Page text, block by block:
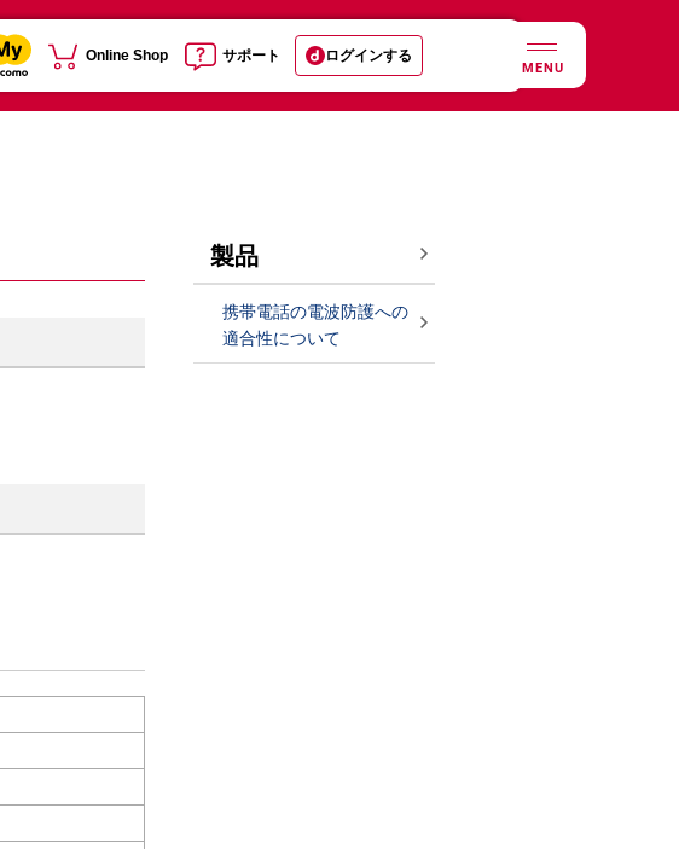
Online Shop サポート ログインする
MENU
製品
携帯電話の電波防護への
適合性について